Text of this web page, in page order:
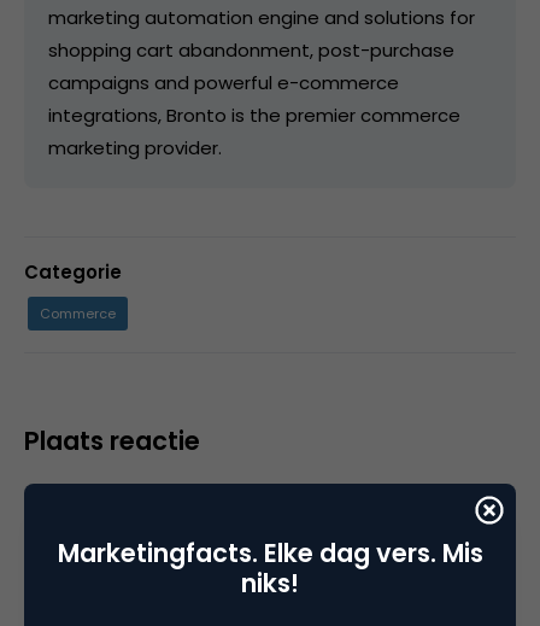
marketing automation engine and solutions for
shopping cart abandonment, post-purchase
campaigns and powerful e-commerce
integrations, Bronto is the premier commerce
marketing provider.
Categorie
Commerce
Plaats reactie
Je moet
Marketingfacts. Elke dag vers. Mis
niks!